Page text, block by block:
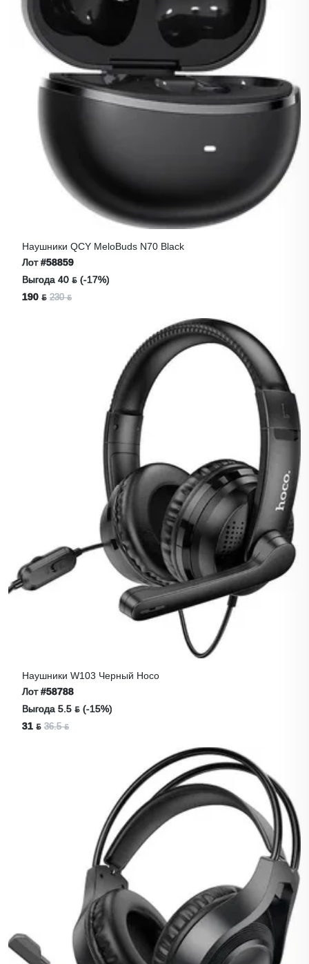
Наушники QCY MeloBuds N70 Black
Лот#58859
Выгода 40 ƃ (-17%)
190 ƃ 230 ƃ
Наушники W103 Черный Hoco
Лот#58788
Выгода 5.5 ƃ (-15%)
31 ƃ 36.5 ƃ